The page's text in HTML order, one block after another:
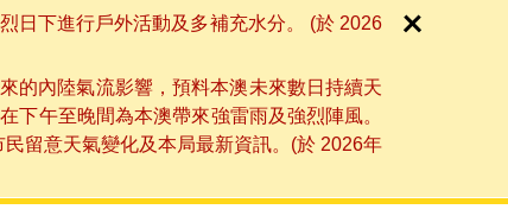
日下進行戶外活動及多補充水分。 (於 2026
的內陸氣流影響，預料本澳未來數日持續天
下午至晚間為本澳帶來強雷雨及強烈陣風。
留意天氣變化及本局最新資訊。(於 2026年